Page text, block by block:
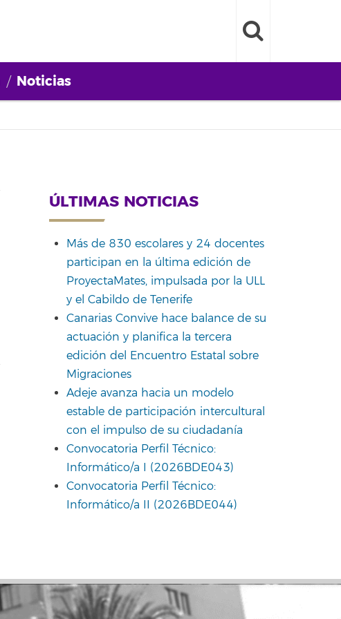
Noticias
ÚLTIMAS NOTICIAS
Más de 830 escolares y 24 docentes
participan en la última edición de
ProyectaMates, impulsada por la ULL
y el Cabildo de Tenerife
Canarias Convive hace balance de su
actuación y planifica la tercera
edición del Encuentro Estatal sobre
Migraciones
Adeje avanza hacia un modelo
estable de participación intercultural
con el impulso de su ciudadanía
Convocatoria Perfil Técnico:
Informático/a I (2026BDE043)
Convocatoria Perfil Técnico:
Informático/a II (2026BDE044)